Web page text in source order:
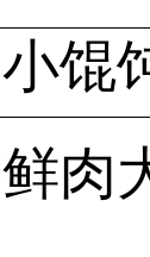
馄
肉